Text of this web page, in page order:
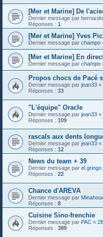
[Mer et Marine] De
Dernier message par bernardo
Réponses : 1
[Mer et Marine] Yves
Dernier message par champo
[Mer et Marine] En
Dernier message par champo
Propos chocs de Pacé
Dernier message par jean33 «
Réponses : 33
"L'équipe" Oracle
Dernier message par jean33 «
Réponses : 109
rascals aux dents
Dernier message par jean33 «
Réponses : 12
News du team + 39
Dernier message par el gringo
Réponses : 22
Chance d'AREVA
Dernier message par
Réponses : 8
Cuisine Sino-frenchie
Dernier message par PAC «
Réponses : 389